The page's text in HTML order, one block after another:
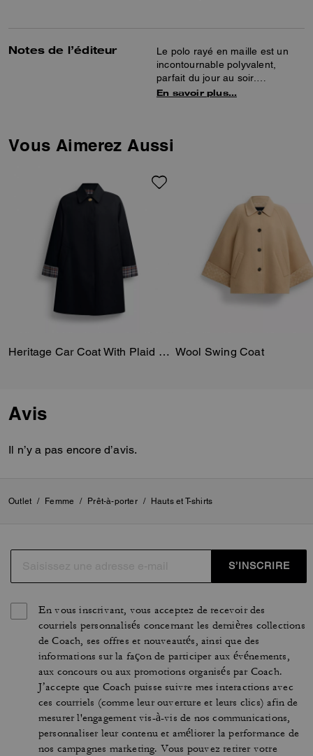
Notes de l’éditeur
Le polo rayé en maille est un
incontournable polyvalent,
parfait du jour au soir.
Confectionné en coton, il se
En savoir plus…
Vous Aimerez Aussi
Heritage Car Coat With Plaid Lining Wool Swing Coat
Avis
Il n’y a pas encore d’avis.
Outlet / Femme / Prêt-à-porter / Hauts et T-shirts
S’INSCRIRE
En vous inscrivant, vous acceptez de recevoir des
courriels personnalisés concernant les dernières collections
de Coach, ses offres et nouveautés, ainsi que des
informations sur la façon de participer aux événements,
aux concours ou aux promotions organisés par Coach.
J’accepte que Coach puisse suivre mes interactions avec
ces courriels (comme leur ouverture et leurs clics) afin de
mesurer l'engagement vis-à-vis de nos communications,
personnaliser leur contenu et améliorer la performance de
nos campagnes marketing. Vous pouvez retirer votre